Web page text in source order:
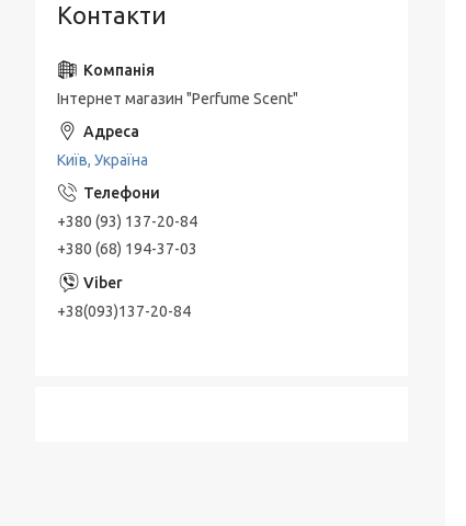
Контакти
Інтернет магазин "Perfume Scent"
Київ, Україна
+380 (93) 137-20-84
+380 (68) 194-37-03
+38(093)137-20-84